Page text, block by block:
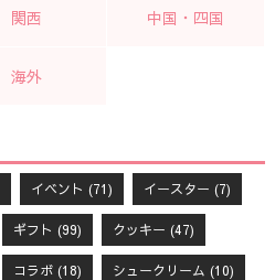
関西 中国・四国
海外
イベント (71) イースター (7)
ギフト (99) クッキー (47)
コラボ(18) シュークリーム (10)